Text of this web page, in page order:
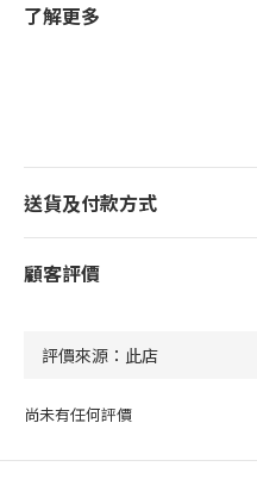
了解更多
送貨及付款方式
顧客評價
尚未有任何評價